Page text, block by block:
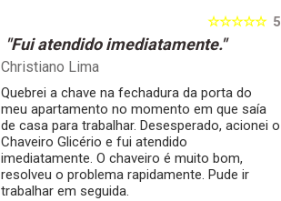
5
☆☆☆☆☆
"Fui atendido imediatamente."
Christiano Lima
Quebrei a chave na fechadura da porta do
meu apartamento no momento em que saía
de casa para trabalhar. Desesperado, acionei o
Chaveiro Glicério e fui atendido
imediatamente. O chaveiro é muito bom,
resolveu o problema rapidamente. Pude ir
trabalhar em seguida.